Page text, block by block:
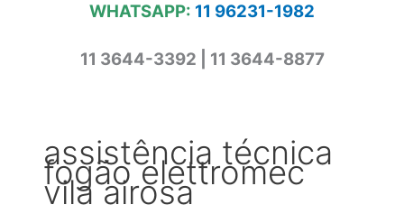
WHATSAPP: 11 96231-1982
11 3644-3392 | 11 3644-8877
assistência técnica
fogão elettromec
vila airosa